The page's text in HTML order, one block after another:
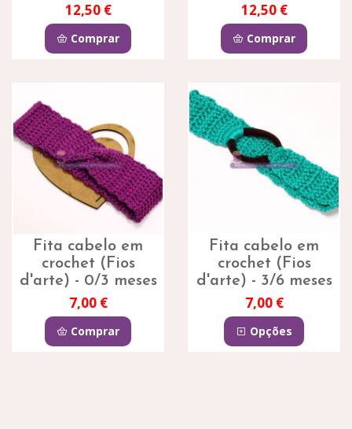
12,50 €
Comprar
12,50 €
Comprar
Fita cabelo em
crochet (Fios
d'arte) - 0/3 meses
7,00 €
Comprar
Fita cabelo em
crochet (Fios
d'arte) - 3/6 meses
7,00 €
Opções